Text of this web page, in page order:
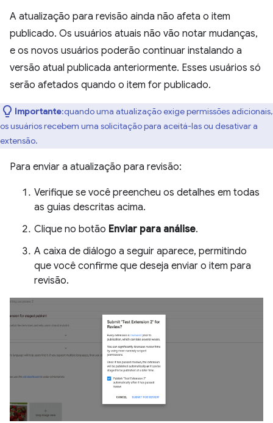
A atualização para revisão ainda não afeta o item
publicado. Os usuários atuais não vão notar mudanças,
e os novos usuários poderão continuar instalando a
versão atual publicada anteriormente. Esses usuários só
serão afetados quando o item for publicado.
Importante:quando uma atualização exige permissões adicionais,
os usuários recebem uma solicitação para aceitá-las ou desativar a
extensão.
Para enviar a atualização para revisão:
Verifique se você preencheu os detalhes em todas
as guias descritas acima.
Clique no botão Enviar para análise.
A caixa de diálogo a seguir aparece, permitindo
que você confirme que deseja enviar o item para
revisão.